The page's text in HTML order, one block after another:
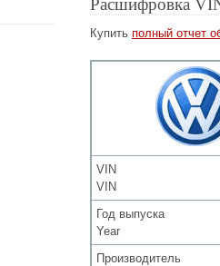
Расшифровка
Купить полный отчет
VIN
VIN
Год выпуска
Year
Производитель